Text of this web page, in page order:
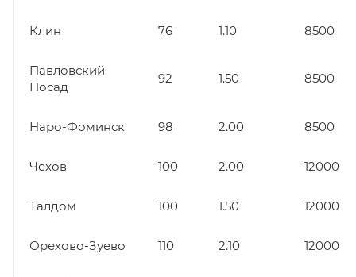
Клин 76 1.10 8500
Павловский
Посад
92 1.50 8500
Наро-Фоминск 98 2.00 8500
Чехов 100 2.00 12000
Талдом 100 1.50 12000
Орехово-Зуево 110 2.10 12000